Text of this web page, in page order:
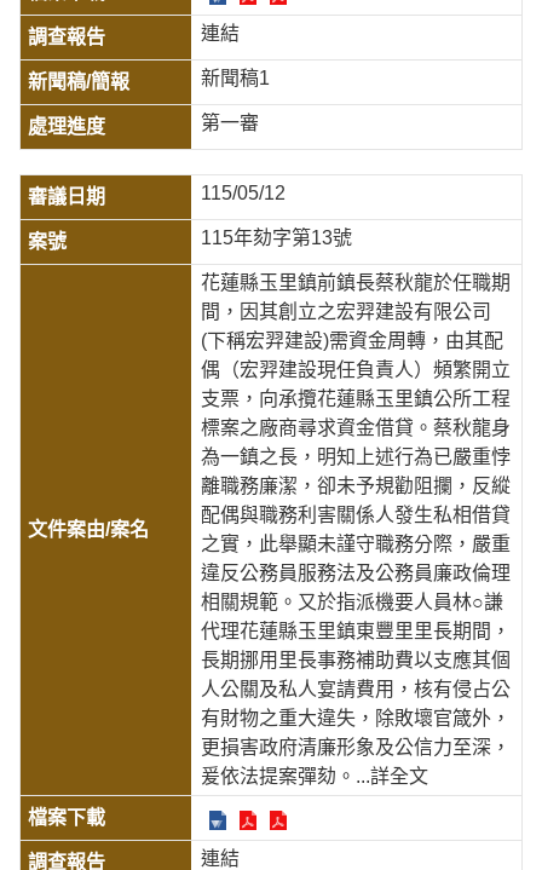
連結
新聞稿1
第一審
115/05/12
115年劾字第13號
花蓮縣玉里鎮前鎮長蔡秋龍於任職期
間，因其創立之宏羿建設有限公司
(下稱宏羿建設)需資金周轉，由其配
偶（宏羿建設現任負責人）頻繁開立
支票，向承攬花蓮縣玉里鎮公所工程
標案之廠商尋求資金借貸。蔡秋龍身
為一鎮之長，明知上述行為已嚴重悖
離職務廉潔，卻未予規勸阻攔，反縱
配偶與職務利害關係人發生私相借貸
之實，此舉顯未謹守職務分際，嚴重
違反公務員服務法及公務員廉政倫理
相關規範。又於指派機要人員林○謙
代理花蓮縣玉里鎮東豐里里長期間，
長期挪用里長事務補助費以支應其個
人公關及私人宴請費用，核有侵占公
有財物之重大違失，除敗壞官箴外，
更損害政府清廉形象及公信力至深，
爰依法提案彈劾。 ...詳全文
連結